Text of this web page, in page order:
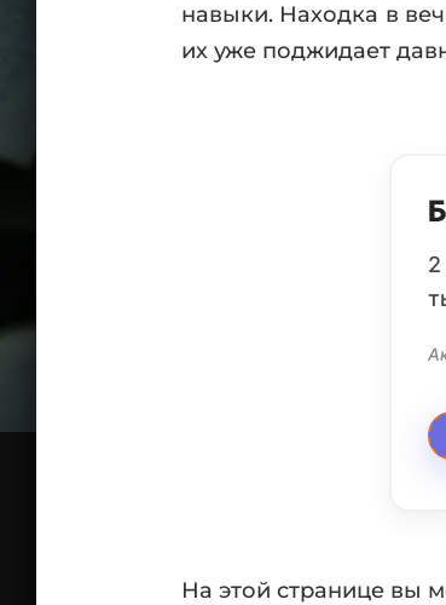
навыки. Находка в
их уже поджидает
На этой странице вы